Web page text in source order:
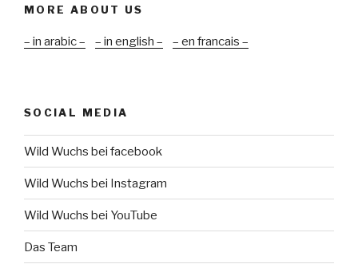
MORE ABOUT US
– in arabic – – in english – – en francais –
SOCIAL MEDIA
Wild Wuchs bei facebook
Wild Wuchs bei Instagram
Wild Wuchs bei YouTube
Das Team